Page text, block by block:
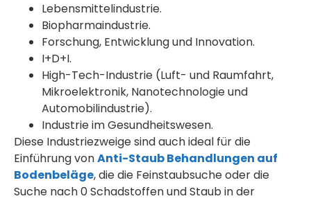
Lebensmittelindustrie.
Biopharmaindustrie.
Forschung, Entwicklung und Innovation.
I+D+I.
High-Tech-Industrie (Luft- und Raumfahrt,
Mikroelektronik, Nanotechnologie und
Automobilindustrie).
Industrie im Gesundheitswesen.
Diese Industriezweige sind auch ideal für die
Einführung vonAnti-Staub Behandlungen auf
Bodenbeläge, die die Feinstaubsuche oder die
Suche nach 0 Schadstoffen und Staub in der